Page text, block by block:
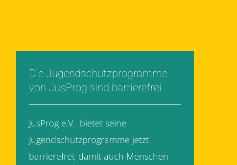
Die Jugendschutzprogramme
von JusProg sind barrierefrei
JusProg e.V. bietet seine
Jugendschutzprogramme jetzt
barrierefrei, damit auch Menschen